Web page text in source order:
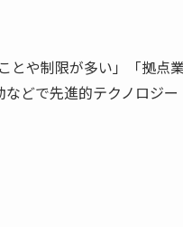
とや制限が多い」「拠点
どで先進的テクノロジー